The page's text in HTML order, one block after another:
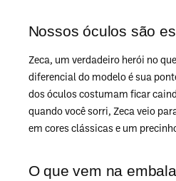
Nossos óculos são
Zeca, um verdadeiro herói no
diferencial do modelo é sua
dos óculos costumam ficar
quando você sorri, Zeca veio
em cores clássicas e um
O que vem na